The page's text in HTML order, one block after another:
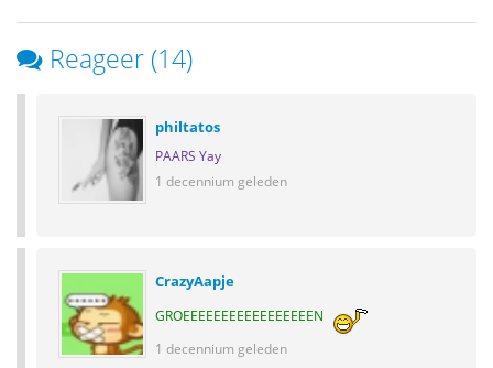
Reageer (14)
philtatos
PAARS Yay
1 decennium geleden
CrazyAapje
GROEEEEEEEEEEEEEEEEEN
1 decennium geleden